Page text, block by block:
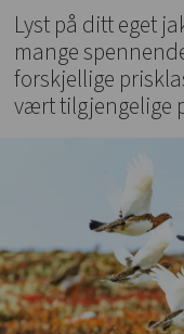
Lyst på ditt eget
mange
forskjellige
vært tilgjengelige